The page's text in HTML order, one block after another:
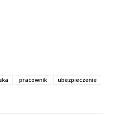
pracownik
ubezpieczenie